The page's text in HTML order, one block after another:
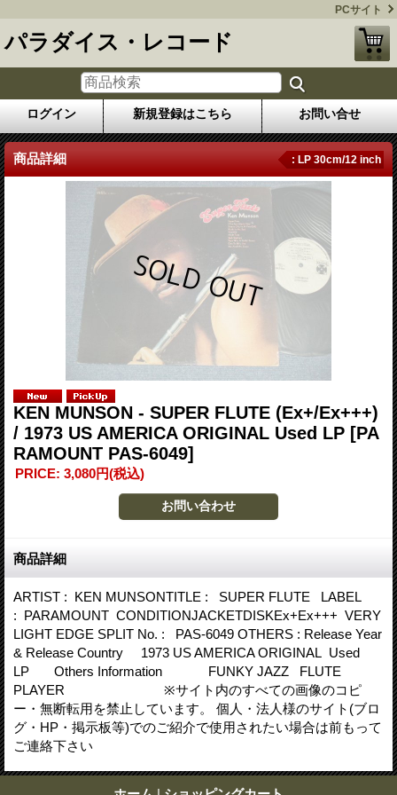
PCサイト
パラダイス・レコード
ログイン 新規登録はこちら お問い合せ
商品詳細 : LP 30cm/12 inch
KEN MUNSON - SUPER FLUTE (Ex+/Ex+++)
/ 1973 US AMERICA ORIGINAL Used LP [PA
RAMOUNT PAS-6049]
PRICE: 3,080円(税込)
商品詳細
ARTIST : KEN MUNSONTITLE : SUPER FLUTE LABEL
: PARAMOUNT CONDITIONJACKETDISKEx+Ex+++ VERY
LIGHT EDGE SPLIT No. : PAS-6049 OTHERS : Release Year
& Release Country 1973 US AMERICA ORIGINAL Used
LP Others Information FUNKY JAZZ FLUTE
PLAYER ※サイト内のすべての画像のコピ
ー・無断転用を禁止しています。 個人・法人様のサイト(ブロ
グ・HP・掲示板等)でのご紹介で使用されたい場合は前もって
ご連絡下さい